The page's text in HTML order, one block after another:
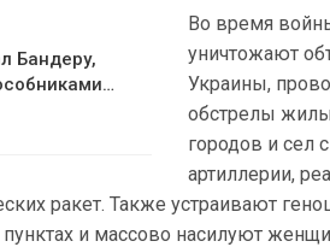
Бандеру,
Во время
уничтожают
Украины,
обстрелы
городов и сел
артиллерии,
ракет. Также устраивают
и массово насилуют